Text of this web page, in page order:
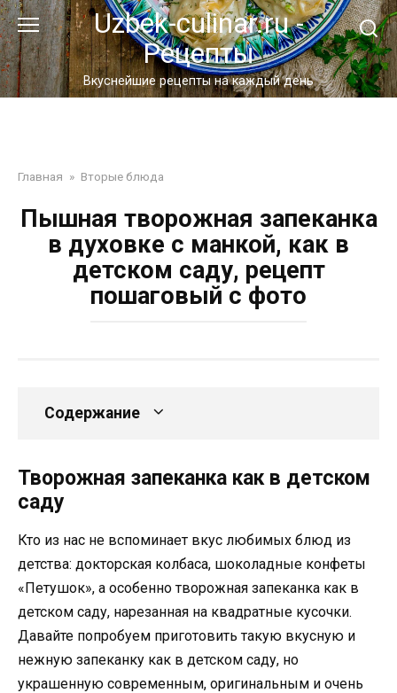
Перейти
к
контенту
Uzbek-culinar.ru -
Рецепты
Вкуснейшие рецепты на каждый день
Главная » Вторые блюда
Пышная творожная запеканка
в духовке с манкой, как в
детском саду, рецепт
пошаговый с фото
Содержание
Творожная запеканка как в детском
саду
Кто из нас не вспоминает вкус любимых блюд из
детства: докторская колбаса, шоколадные конфеты
«Петушок», а особенно творожная запеканка как в
детском саду, нарезанная на квадратные кусочки.
Давайте попробуем приготовить такую вкусную и
нежную запеканку как в детском саду, но
украшенную современным, оригинальным и очень